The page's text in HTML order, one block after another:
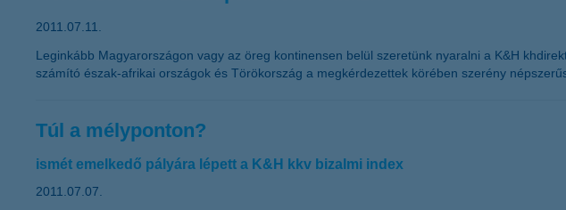
2011.07.11.
Leginkább Magyarországon vagy az öreg kontinensen belül szeretünk nyaralni a K&H
számító észak-afrikai országok és Törökország a megkérdezettek körében szerény
Túl a mélyponton?
ismét emelkedő pályára lépett a K&H kkv bizalmi index
2011.07.07.